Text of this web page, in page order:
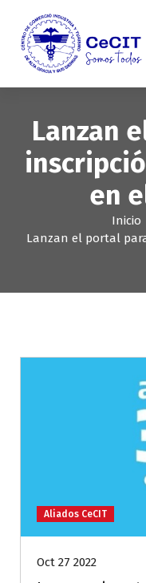
o
Lanzan
en
Inicio
Lanzan el portal
Aliados CeCIT
Oct 27 2022